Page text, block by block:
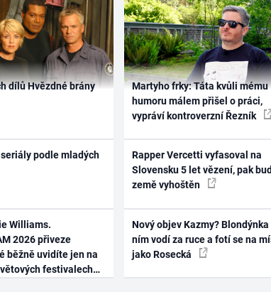
dílů Hvězdné brány
podle mladých
Williams.
2026 přiveze
běžně uvidíte jen na
festivalech
Martyho frky: Táta kvůli mému
humoru málem přišel o práci,
vypráví kontroverzní Řezník
Rapper Vercetti vyfasoval na
Slovensku 5 let vězení, pak
země vyhoštěn
Nový objev Kazmy? Blondýnka
ním vodí za ruce a fotí se na
jako Rosecká